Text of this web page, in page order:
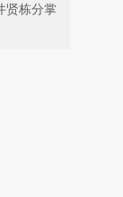
贤栋分掌